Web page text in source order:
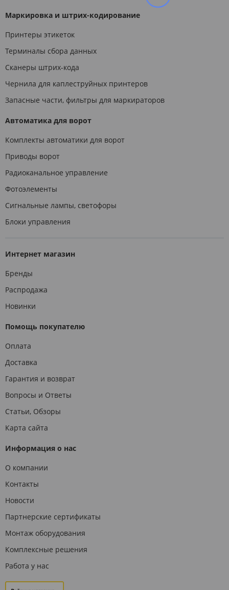
Маркировка и штрих-кодирование
Принтеры этикеток
Терминалы сбора данных
Сканеры штрих-кода
Чернила для каплеструйных принтеров
Запасные части, фильтры для маркираторов
Автоматика для ворот
Комплекты автоматики для ворот
Приводы ворот
Радиоканальное управление
Фотоэлементы
Сигнальные лампы, светофоры
Блоки управления
Интернет магазин
Бренды
Распродажа
Новинки
Помощь покупателю
Оплата
Доставка
Гарантия и возврат
Вопросы и Ответы
Статьи, Обзоры
Карта сайта
Информация о нас
О компании
Контакты
Новости
Партнерские сертификаты
Монтаж оборудования
Комплексные решения
Работа у нас